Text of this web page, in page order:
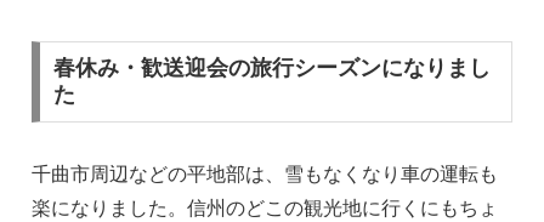
春休み・歓送迎会の旅行シーズンになりまし
た
千曲市周辺などの平地部は、雪もなくなり車の運転も
楽になりました。信州のどこの観光地に行くにもちょ